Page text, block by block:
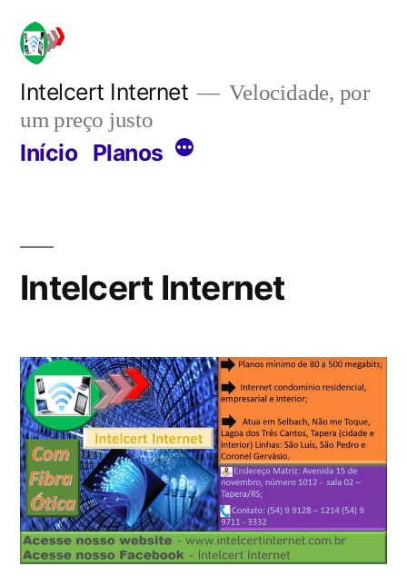
Pular
para
conteúdo
Intelcert Internet
Velocidade, por
um preço justo
Início Planos Mais
Intelcert Internet